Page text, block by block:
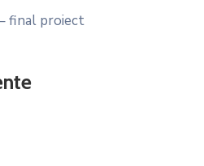
final proiect